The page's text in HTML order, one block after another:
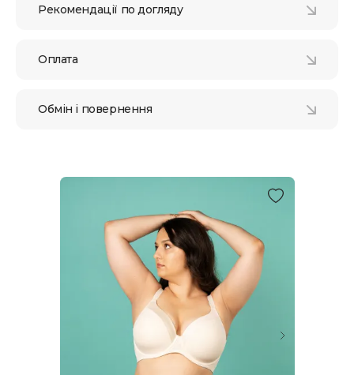
Рекомендації по догляду
Оплата
Обмін і повернення